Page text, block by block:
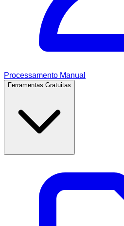
Processamento Manual
Ferramentas Gratuitas